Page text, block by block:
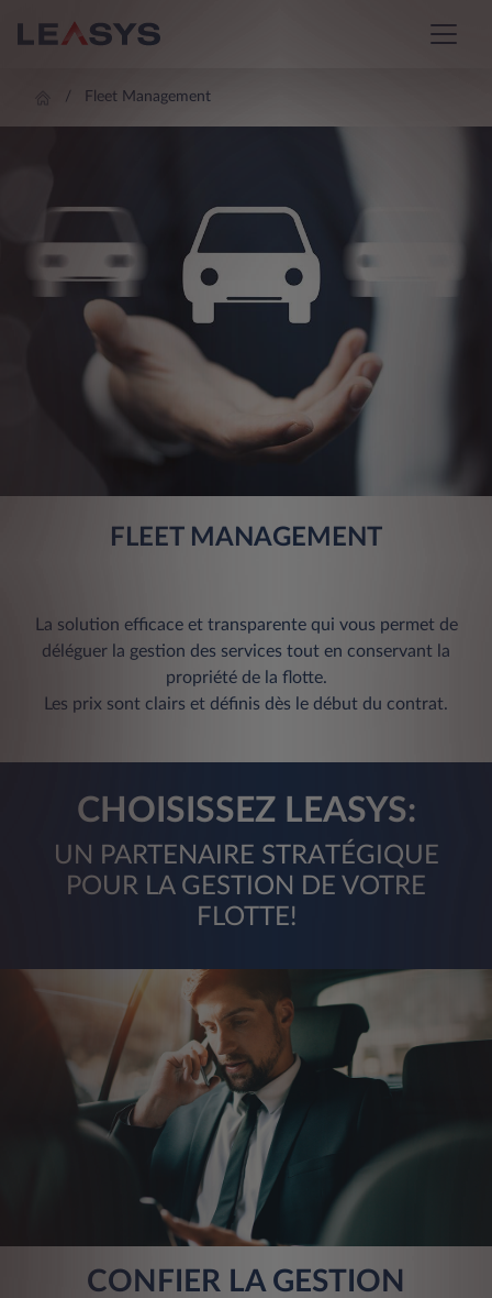
Fleet Management
FLEET MANAGEMENT
La solution efficace et transparente qui vous permet de
déléguer la gestion des services tout en conservant la
propriété de la flotte.
Les prix sont clairs et définis dès le début du contrat.
CHOISISSEZ LEASYS:
UN PARTENAIRE STRATÉGIQUE
POUR LA GESTION DE VOTRE
FLOTTE!
CONFIER LA GESTION